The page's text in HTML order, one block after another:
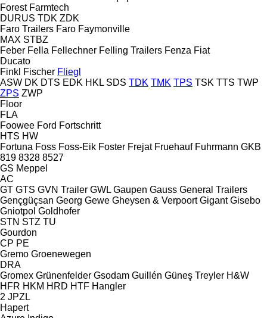
Forest Farmtech
DURUS TDK ZDK
Faro Trailers Faro Faymonville
MAX STBZ
Feber Fella Fellechner Felling Trailers Fenza Fiat
Ducato
Finkl Fischer Fliegl
ASW DK DTS EDK HKL SDS TDK TMK TPS TSK TTS TWP
ZPS ZWP
Floor
FLA
Foowee Ford Fortschritt
HTS HW
Fortuna Foss Foss-Eik Foster Frejat Fruehauf Fuhrmann GKB
819 8328 8527
GS Meppel
AC
GT GTS GVN Trailer GWL Gaupen Gauss General Trailers
Gençgüçsan Georg Gewe Gheysen & Verpoort Gigant Gisebo
Gniotpol Goldhofer
STN STZ TU
Gourdon
CP PE
Gremo Groenewegen
DRA
Gromex Grünenfelder Gsodam Guillén Güneş Treyler H&W
HFR HKM HRD HTF Hangler
2 JPZL
Hapert